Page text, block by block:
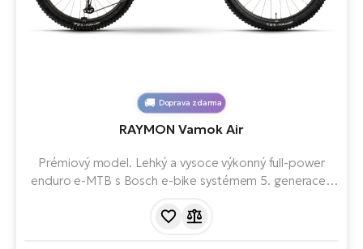
Doprava zdarma
RAYMON Vamok Air
Prémiový model. Lehký a vysoce výkonný full-power
enduro e-MTB s Bosch e-bike systémem 5. generace,
jezdce, kteří hledají maximální výkon, přesnost a nízkou